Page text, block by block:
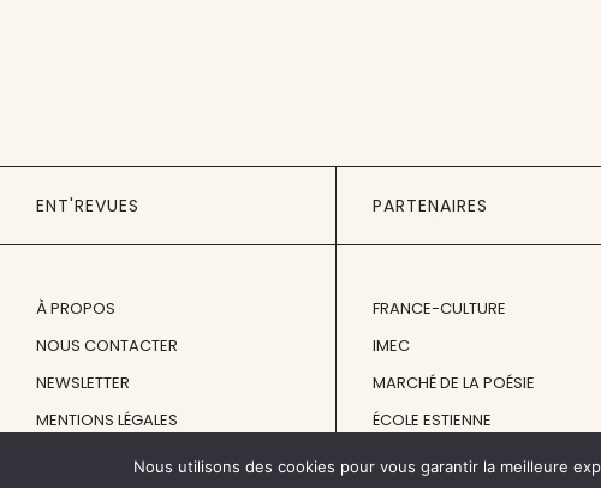
ENT'REVUES
À PROPOS
NOUS CONTACTER
NEWSLETTER
MENTIONS LÉGALES
PARTENAIRES
FRANCE-CULTURE
IMEC
MARCHÉ DE LA POÉSIE
ÉCOLE ESTIENNE
Nous utilisons des cookies pour vous garantir la meilleure